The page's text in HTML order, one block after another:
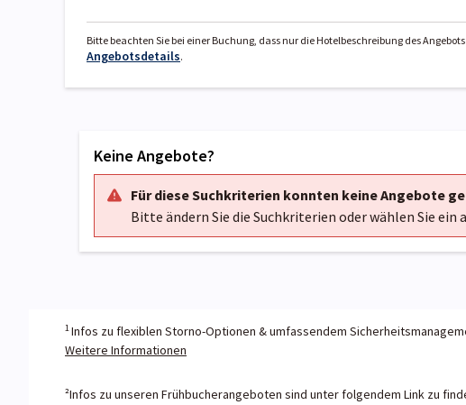
Bitte beachten Sie bei einer Buchung, dass nur die Hotelbeschreibung des
Angebotsdetails.
Keine Angebote?
Für diese Suchkriterien konnten keine Angebote
Bitte ändern Sie die Suchkriterien oder wählen Sie ein
1Infos zu flexiblen Storno-Optionen & umfassendem
Weitere Informationen
²Infos zu unseren Frühbucherangeboten sind unter folgendem Link zu